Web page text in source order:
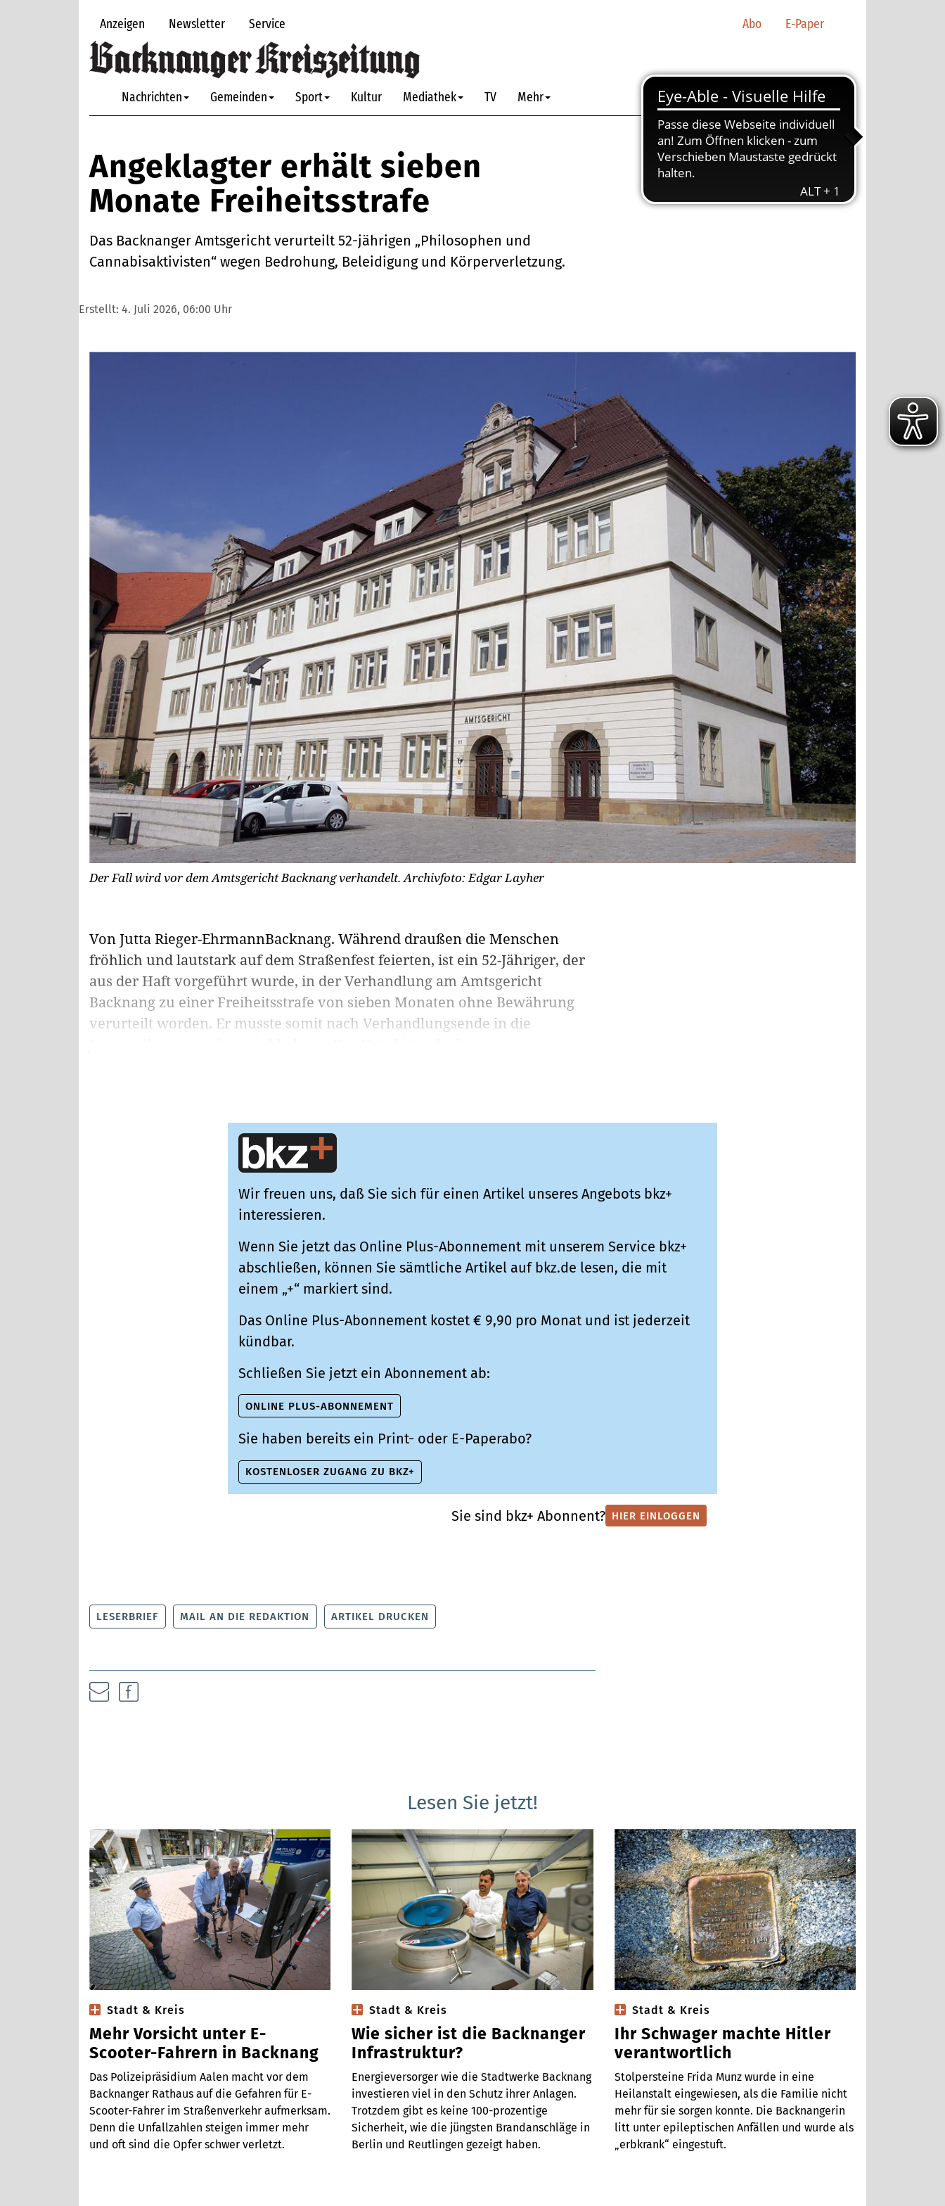
Anzeigen Newsletter Service Abo E-Paper
Nachrichten Gemeinden Sport Kultur Mediathek TV Mehr
Angeklagter erhält sieben
Monate Freiheitsstrafe
Das Backnanger Amtsgericht verurteilt 52-jährigen „Philosophen und
Cannabisaktivisten“ wegen Bedrohung, Beleidigung und Körperverletzung.
Erstellt: 4. Juli 2026, 06:00 Uhr
Der Fall wird vor dem Amtsgericht Backnang verhandelt. Archivfoto: Edgar Layher
Von Jutta Rieger-EhrmannBacknang. Während draußen die Menschen
fröhlich und lautstark auf dem Straßenfest feierten, ist ein 52-Jähriger, der
aus der Haft vorgeführt wurde, in der Verhandlung am Amtsgericht
Backnang zu einer Freiheitsstrafe von sieben Monaten ohne Bewährung
verurteilt worden. Er musste somit nach Verhandlungsende in die
Wir freuen uns, daß Sie sich für einen Artikel unseres Angebots bkz+
interessieren.
Wenn Sie jetzt das Online Plus-Abonnement mit unserem Service bkz+
abschließen, können Sie sämtliche Artikel auf bkz.de lesen, die mit
einem „+“ markiert sind.
Das Online Plus-Abonnement kostet € 9,90 pro Monat und ist jederzeit
kündbar.
Schließen Sie jetzt ein Abonnement ab:
ONLINE PLUS-ABONNEMENT
Sie haben bereits ein Print- oder E-Paperabo?
KOSTENLOSER ZUGANG ZU BKZ+
Sie sind bkz+ Abonnent? HIER EINLOGGEN
LESERBRIEF MAIL AN DIE REDAKTION ARTIKEL DRUCKEN
Lesen Sie jetzt!
Stadt & Kreis
Mehr Vorsicht unter E-
Scooter-Fahrern in Backnang
Das Polizeipräsidium Aalen macht vor dem
Backnanger Rathaus auf die Gefahren für E-
Scooter-Fahrer im Straßenverkehr aufmerksam.
Denn die Unfallzahlen steigen immer mehr
und oft sind die Opfer schwer verletzt.
Stadt & Kreis
Wie sicher ist die Backnanger
Infrastruktur?
Energieversorger wie die Stadtwerke Backnang
investieren viel in den Schutz ihrer Anlagen.
Trotzdem gibt es keine 100-prozentige
Sicherheit, wie die jüngsten Brandanschläge in
Berlin und Reutlingen gezeigt haben.
Stadt & Kreis
Ihr Schwager machte Hitler
verantwortlich
Stolpersteine Frida Munz wurde in eine
Heilanstalt eingewiesen, als die Familie nicht
mehr für sie sorgen konnte. Die Backnangerin
litt unter epileptischen Anfällen und wurde als
„erbkrank“ eingestuft.